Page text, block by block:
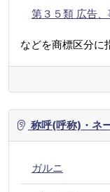
第３５類 広告
などを商標区分に
称呼(呼称)・ネ
ガルニ